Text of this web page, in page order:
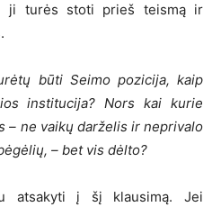
ji turės stoti prieš teismą ir
būti Seimo pozicija, kaip
institucija? Nors kai kurie
– ne vaikų darželis ir neprivalo
– bet vis dėlto?
atsakyti į šį klausimą. Jei